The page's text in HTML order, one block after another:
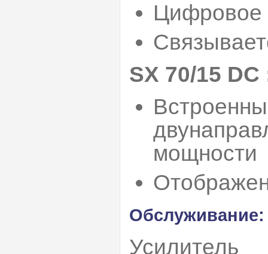
Цифровое
SX 70/15
мощности
Обслуживание: